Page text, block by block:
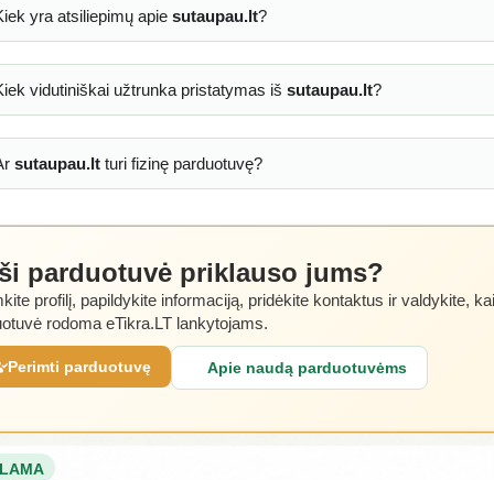
yra atsiliepimų apie sutaupau.lt?
vidutiniškai užtrunka pristatymas iš sutaupau.lt?
sutaupau.ltturi fizinę parduotuvę?
parduotuvė priklauso jums?
profilį, papildykite informaciją, pridėkite kontaktus ir valdykite,
rodoma eTikra.LT lankytojams.
Perimti parduotuvę Apie naudą parduotuvėms